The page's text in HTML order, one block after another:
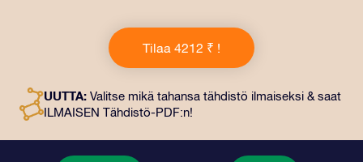
Tämä lahja sisältää kauniin kirjekuoren ja
henkilökohtaiset ​​asiakirjat, jotka lähetetään
valitsemaasi osoitteeseen. Saat myös digitaaliset
maaginen tapa antaa ikuinen lahja ystäville ja rakkaille.
Tilaa 4212 ₹ !
UUTTA: Valitse mikä tahansa tähdistö ilmaiseksi & saat
ILMAISEN Tähdistö-PDF:n!